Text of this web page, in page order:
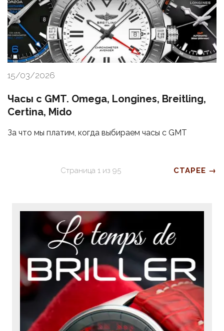
15/03/2026
Часы с GMT. Omega, Longines, Breitling,
Certina, Mido
За что мы платим, когда выбираем часы с GMT
Страница 1из 95 СТАРЕЕ →